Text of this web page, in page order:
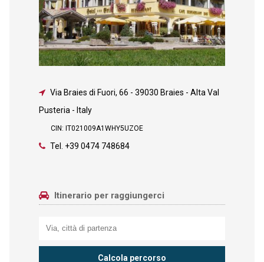
Via Braies di Fuori, 66 - 39030 Braies - Alta Val
Pusteria - Italy
CIN: IT021009A1WHY5UZOE
Tel. +39 0474 748684
Itinerario per raggiungerci